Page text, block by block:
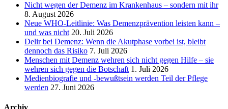
Nicht wegen der Demenz im Krankenhaus – sondern mit ihr
8. August 2026
Neue WHO-Leitlinie: Was Demenzprävention leisten kann –
und was nicht 20. Juli 2026
Delir bei Demenz: Wenn die Akutphase vorbei ist, bleibt
dennoch das Risiko 7. Juli 2026
Menschen mit Demenz wehren sich nicht gegen Hilfe – sie
wehren sich gegen die Botschaft 1. Juli 2026
Medienbiografie und -bewußtsein werden Teil der Pflege
werden 27. Juni 2026